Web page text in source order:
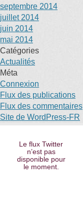
septembre 2014
juillet 2014
juin 2014
mai 2014
Catégories
Actualités
Méta
Connexion
Flux des publications
Flux des commentaires
Site de WordPress-FR
Le flux Twitter
n’est pas
disponible pour
le moment.